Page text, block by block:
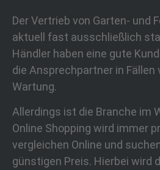
Der Vertrieb von Garten- und
aktuell fast ausschließlich
Händler haben eine gute
die Ansprechpartner in Fällen
Wartung.
Allerdings ist die Branche im
Online Shopping wird immer
vergleichen Online und
günstigen Preis. Hierbei wird